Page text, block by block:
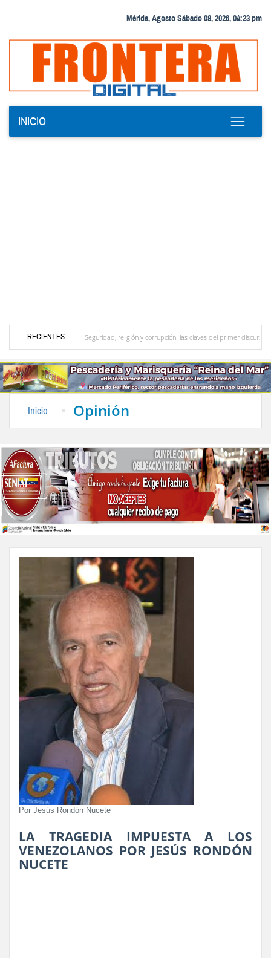
Mérida, Agosto Sábado 08, 2026, 04:23 pm
INICIO
RECIENTESSeguridad, religión y corrupción: las claves del primer discurso de De la
Inicio Opinión
Por Jesús Rondón Nucete
LA TRAGEDIA IMPUESTA A LOS
VENEZOLANOS POR JESÚS RONDÓN
NUCETE